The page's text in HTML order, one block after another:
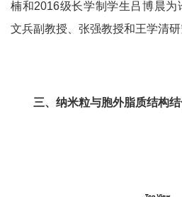
楠和2016级长学制学生吕博晨
文兵副教授、张强教授和王学清研
三、纳米粒与胞外脂质结构